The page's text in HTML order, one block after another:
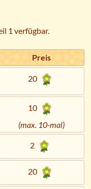
1 verfügbar.
Preis
20
10
(max. 10-mal)
2
20